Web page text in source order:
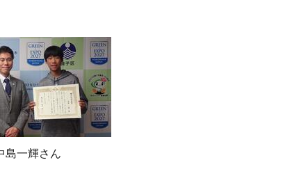
島一輝さん